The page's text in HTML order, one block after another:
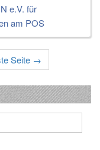
e.V. für
am POS
Seite →